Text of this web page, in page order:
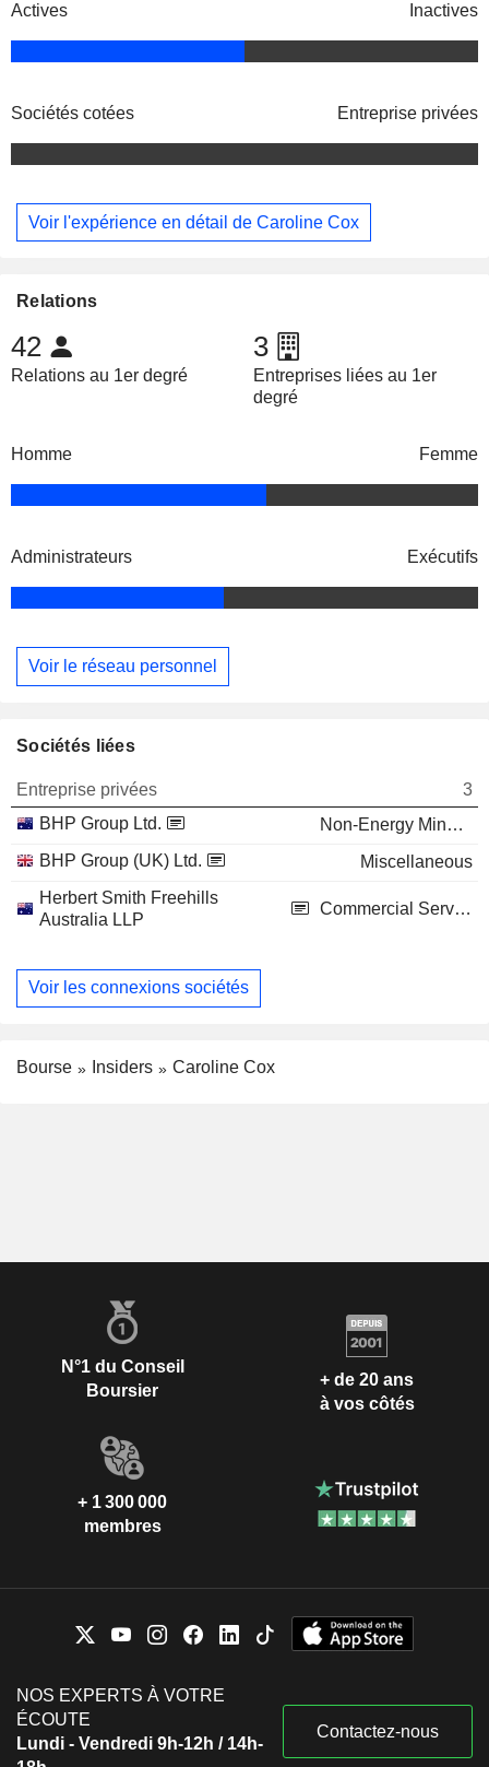
Actives Inactives
Sociétés cotées Entreprise privées
Voir l'expérience en détail de Caroline Cox
Relations
42
Relations au 1er degré
3
Entreprises liées au 1er
degré
Homme Femme
Administrateurs Exécutifs
Voir le réseau personnel
Sociétés liées
Entreprise privées
3
BHP Group Ltd.
Non-Energy Minerals
BHP Group (UK) Ltd.
Miscellaneous
Herbert Smith Freehills
Australia LLP
Commercial Services
Voir les connexions sociétés
Bourse Insiders Caroline Cox
N°1 du Conseil
Boursier
+ de 20 ans
à vos côtés
+ 1 300 000
membres
NOS EXPERTS À VOTRE
ÉCOUTE
Lundi - Vendredi 9h-12h / 14h-
Contactez-nous